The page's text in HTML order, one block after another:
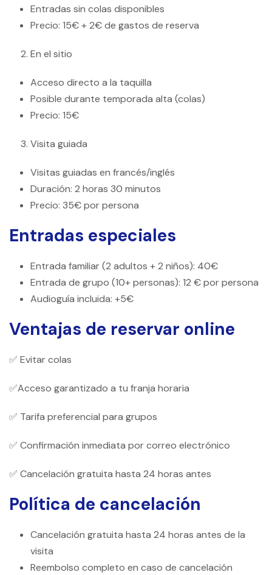
Entradas sin colas disponibles
Precio: 15€ + 2€ de gastos de reserva
En el sitio
Acceso directo a la taquilla
Posible durante temporada alta (colas)
Precio: 15€
Visita guiada
Visitas guiadas en francés/inglés
Duración: 2 horas 30 minutos
Precio: 35€ por persona
Entradas especiales
Entrada familiar (2 adultos + 2 niños): 40€
Entrada de grupo (10+ personas): 12 € por persona
Audioguía incluida: +5€
Ventajas de reservar online
✅ Evitar colas
✅Acceso garantizado a tu franja horaria
✅ Tarifa preferencial para grupos
✅ Confirmación inmediata por correo electrónico
✅ Cancelación gratuita hasta 24 horas antes
Política de cancelación
Cancelación gratuita hasta 24 horas antes de la
visita
Reembolso completo en caso de cancelación